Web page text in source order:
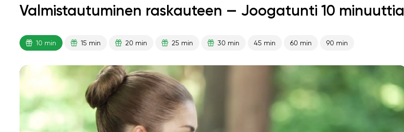
Valmistautuminen raskauteen — Joogatunti 10 minuuttia
10 min 15 min 20 min 25 min 30 min 45 min 60 min 90 min